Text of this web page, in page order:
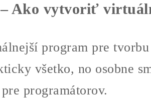
– Ako vytvoriť
program pre
všetko, no osobne
programátorov.